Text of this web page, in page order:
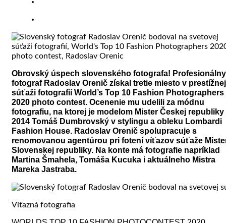
Obrovský úspech slovenského fotografa! Profesionálny
fotograf Radoslav Orenič získal tretie miesto v prestížnej
súťaži fotografií World’s Top 10 Fashion Photographers
2020 photo contest. Ocenenie mu udelili za módnu
fotografiu, na ktorej je modelom Mister Českej republiky
2014 Tomáš Dumbrovský v stylingu a obleku Lombardi
Fashion House. Radoslav Orenič spolupracuje s
renomovanou agentúrou pri fotení víťazov súťaže
Slovenskej republiky. Na konte má fotografie napríklad
Martina Šmahela, Tomáša Kucuka i aktuálneho Mistra
Mareka Jastraba.
Víťazná fotografia